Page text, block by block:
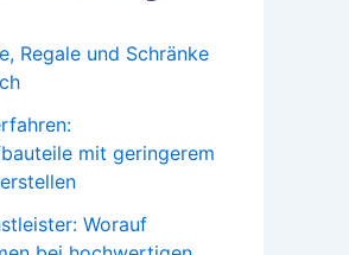
Regale und Schränke
mit geringerem
Worauf